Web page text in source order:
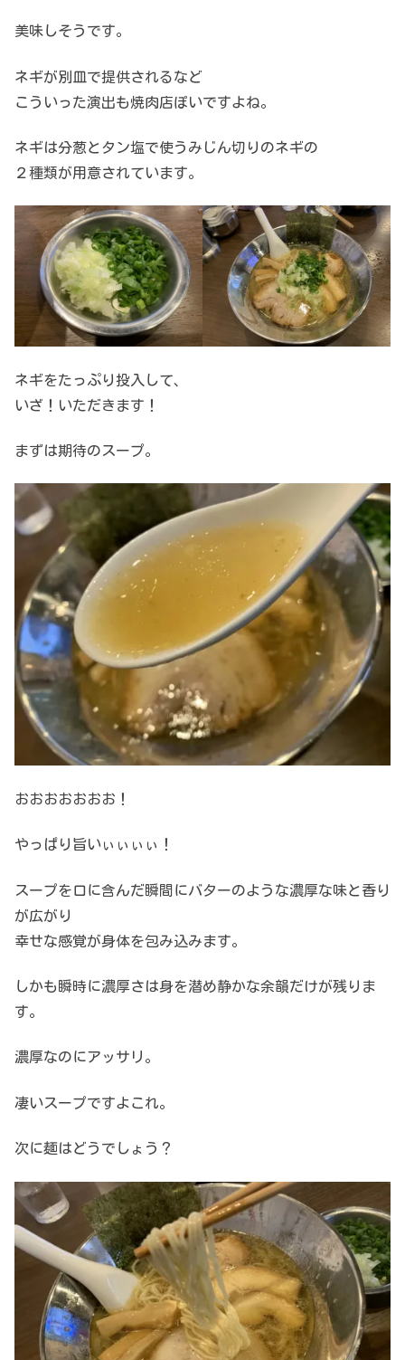
美味しそうです。
ネギが別皿で提供されるなど
こういった演出も焼肉店ぽいですよね。
ネギは分葱とタン塩で使うみじん切りのネギの
２種類が用意されています。
ネギをたっぷり投入して、
いざ！いただきます！
まずは期待のスープ。
おおおおおおお！
やっぱり旨いぃぃぃぃ！
スープを口に含んだ瞬間にバターのような濃厚な味と香り
が広がり
幸せな感覚が身体を包み込みます。
しかも瞬時に濃厚さは身を潜め静かな余韻だけが残りま
す。
濃厚なのにアッサリ。
凄いスープですよこれ。
次に麺はどうでしょう？